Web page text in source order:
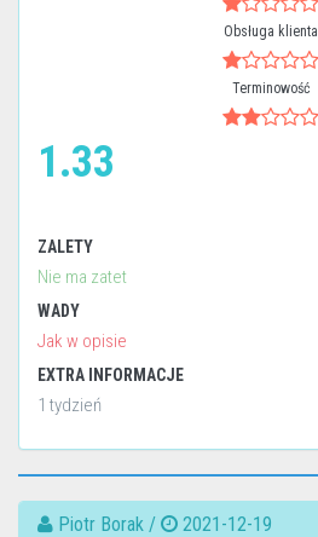
Obsługa klienta
Terminowość
1.33
ZALETY
Nie ma zatet
WADY
Jak w opisie
EXTRA INFORMACJE
1 tydzień
Piotr Borak / 2021-12-19